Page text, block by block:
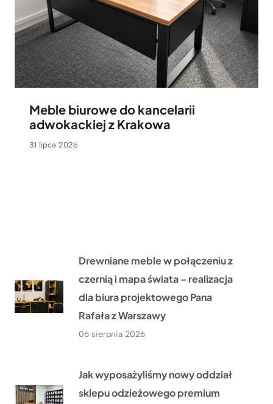
Meble biurowe do kancelarii
adwokackiej z Krakowa
31 lipca 2026
Drewniane meble w połączeniu z
czernią i mapa świata – realizacja
dla biura projektowego Pana
Rafała z Warszawy
06 sierpnia 2026
Jak wyposażyliśmy nowy oddział
sklepu odzieżowego premium